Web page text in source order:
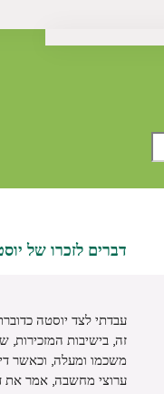
דברים לזכרו של
עבדתי לצד יוסטה
זה, בישיבות
משכמו ומעלה, וכאשר
ערוצי מחשבה, אמר את